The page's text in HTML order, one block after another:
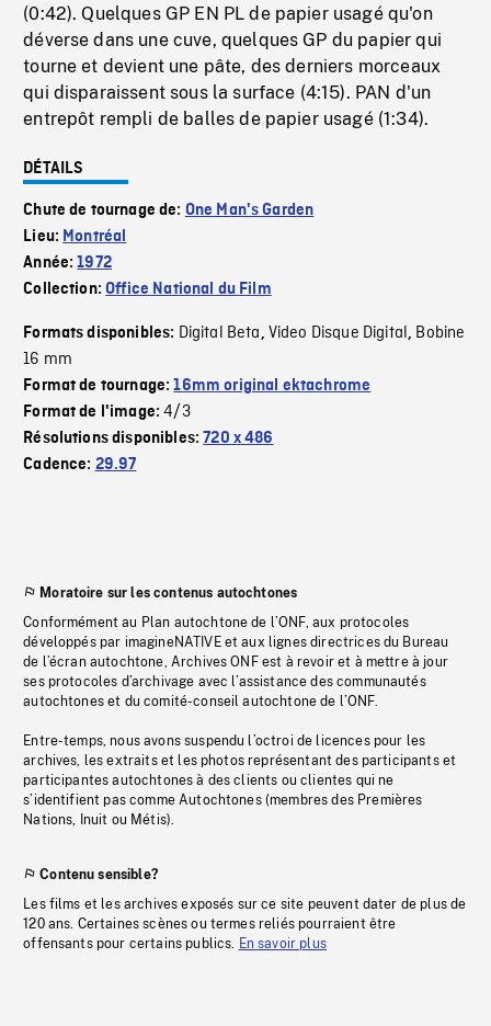
(0:42). Quelques GP EN PL de papier usagé qu'on
déverse dans une cuve, quelques GP du papier qui
tourne et devient une pâte, des derniers morceaux
qui disparaissent sous la surface (4:15). PAN d'un
entrepôt rempli de balles de papier usagé (1:34).
DÉTAILS
Chute de tournage de: One Man's Garden
Lieu: Montréal
Année:1972
Collection:Office National du Film
Formats disponibles: Digital Beta, Video Disque Digital, Bobine
16 mm
Format de tournage:16mm original ektachrome
Format de l'image:4/3
Résolutions disponibles:720 x 486
Cadence: 29.97
Moratoire sur les contenus autochtones
Conformément au Plan autochtone de l’ONF, aux protocoles
développés par imagineNATIVE et aux lignes directrices du Bureau
de l’écran autochtone, Archives ONF est à revoir et à mettre à jour
ses protocoles d’archivage avec l’assistance des communautés
autochtones et du comité-conseil autochtone de l’ONF.
Entre-temps, nous avons suspendu l’octroi de licences pour les
archives, les extraits et les photos représentant des participants et
participantes autochtones à des clients ou clientes qui ne
s’identifient pas comme Autochtones (membres des Premières
Nations, Inuit ou Métis).
Contenu sensible?
Les films et les archives exposés sur ce site peuvent dater de plus de
120 ans. Certaines scènes ou termes reliés pourraient être
offensants pour certains publics. En savoir plus